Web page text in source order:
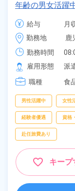
年齢の男女活躍
OK♪和気あいあ
＆マイカー通勤
給与
月
時
勤務地
鹿
勤務時間
雇用形態
派
職種
食
男性活躍中 女性
経験者優遇 資格
赴任旅費あり
キープ